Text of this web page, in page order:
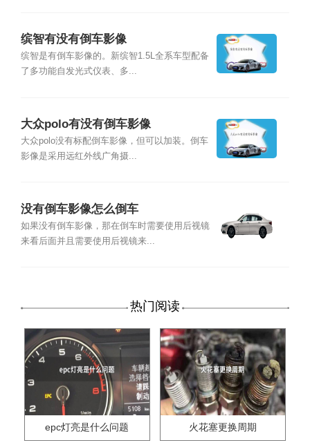
缤智有没有倒车影像
缤智是有倒车影像的。新缤智1.5L全系车型配备
了多功能自发光式仪表、多...
大众polo有没有倒车影像
大众polo没有标配倒车影像，但可以加装。倒车
影像是采用远红外线广角摄...
没有倒车影像怎么倒车
如果没有倒车影像，那在倒车时需要使用后视镜
来看后面并且需要使用后视镜来...
热门阅读
epc灯亮是什么问题 火花塞更换周期